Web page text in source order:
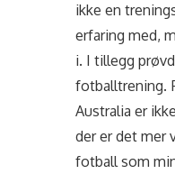
ikke en
erfaring med,
i. I tillegg
fotballtrening.
Australia er
der er det mer
fotball som